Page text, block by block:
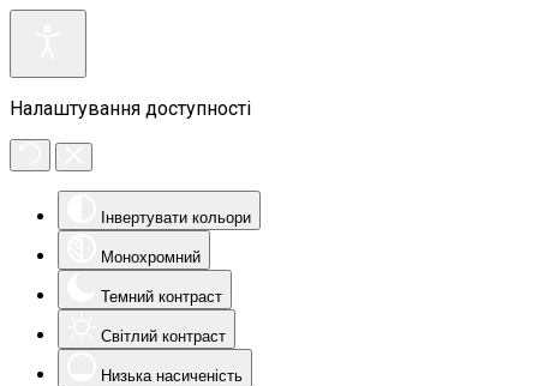
Налаштування доступності
Інвертувати кольори
Монохромний
Темний контраст
Світлий контраст
Низька насиченість